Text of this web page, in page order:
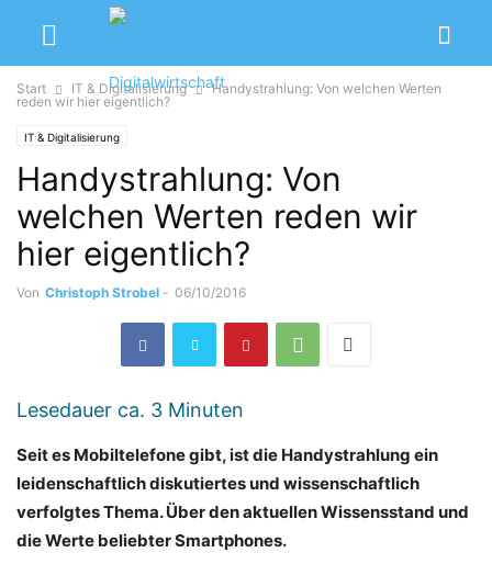
Start IT & Digitalisierung
Handystrahlung: Von welchen Werten
reden wir hier eigentlich?
IT & Digitalisierung
Handystrahlung: Von
welchen Werten reden wir
hier eigentlich?
Von Christoph Strobel - 06/10/2016
Lesedauer ca. 3 Minuten
Seit es Mobiltelefone gibt, ist die Handystrahlung ein
leidenschaftlich diskutiertes und wissenschaftlich
verfolgtes Thema. Über den aktuellen Wissensstand und
die Werte beliebter Smartphones.